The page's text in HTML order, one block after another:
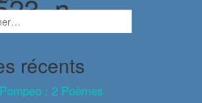
récents
: 2 Poèmes